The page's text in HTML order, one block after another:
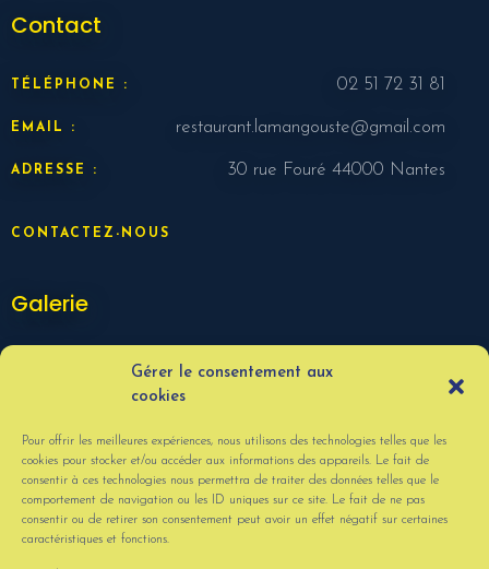
Gérer le consentement aux
cookies
Pour offrir les meilleures expériences, nous utilisons des technologies telles que les
cookies pour stocker et/ou accéder aux informations des appareils. Le fait de
consentir à ces technologies nous permettra de traiter des données telles que le
comportement de navigation ou les ID uniques sur ce site. Le fait de ne pas
consentir ou de retirer son consentement peut avoir un effet négatif sur certaines
caractéristiques et fonctions.
Contact
TÉLÉPHONE : 02 51 72 31 81
EMAIL : restaurant.lamangouste@gmail.com
ADRESSE : 30 rue Fouré 44000 Nantes
CONTACTEZ-NOUS
Galerie
VOIR PLUS